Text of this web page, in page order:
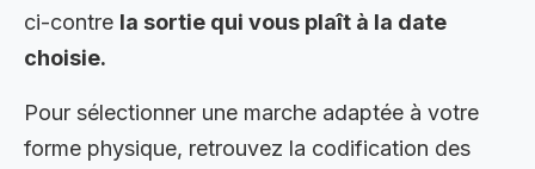
ci-contre la sortie qui vous plaît à la date
choisie.
Pour sélectionner une marche adaptée à votre
forme physique, retrouvez la codification des